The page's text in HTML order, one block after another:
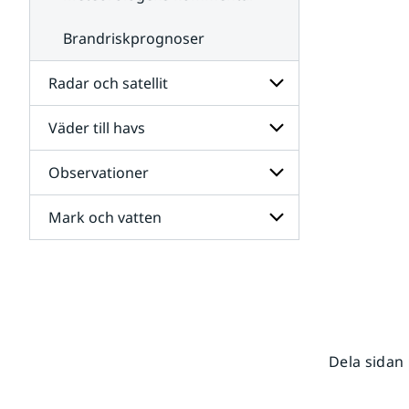
Brandriskprognoser
Radar och satellit
Undersidor
för
Radar
och
satellit
Väder till havs
Undersidor
för
Väder
till
havs
Observationer
Undersidor
för
Mark och vatten
Dela sidan